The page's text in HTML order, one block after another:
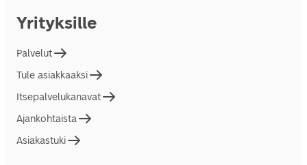
Yrityksille
Palvelut
Tule asiakkaaksi
Itsepalvelukanavat
Ajankohtaista
Asiakastuki